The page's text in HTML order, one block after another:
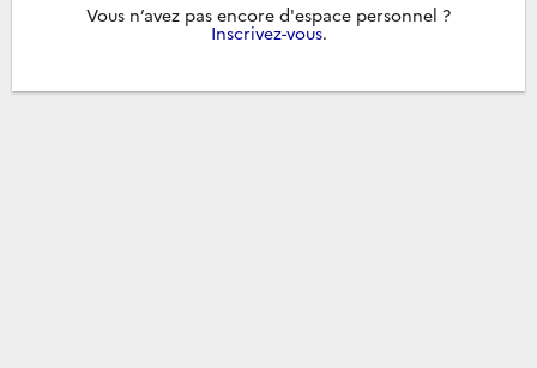
Vous n’avez pas encore d'espace personnel ?
Inscrivez-vous.